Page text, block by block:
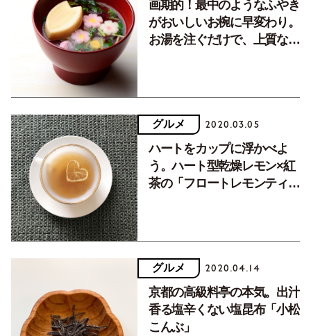
画期的！最中のようなふやき
がおいしいお椀に早変わり。
お湯を注ぐだけで、上質なお
グルメ 2020.03.05
ハートをカップに浮かべよ
う。ハート型乾燥レモン×紅
茶の「フロートレモンティ
グルメ 2020.04.14
京都の高級料亭の本気。出汁
香る塩辛くない塩昆布「小松
こんぶ」